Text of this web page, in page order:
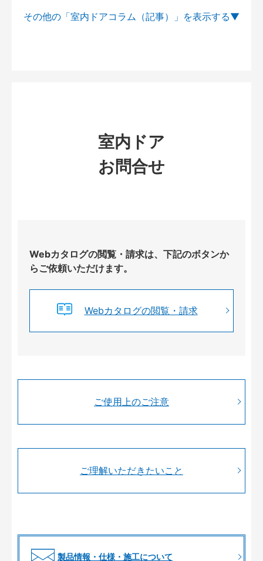
その他の「室内ドアコラム（記事）」を
室内ドア
お問合せ
Webカタログの閲覧・請求は、下記のボタンか
らご依頼いただけます。
Webカタログの閲覧・請求
ご使用上のご注意
ご理解いただきたいこと
製品情報・仕様・施工について